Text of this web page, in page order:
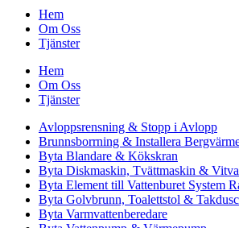
Hem
Om Oss
Tjänster
Hem
Om Oss
Tjänster
Avloppsrensning & Stopp i Avlopp
Brunnsborrning & Installera
Byta Blandare & Kökskran
Byta Diskmaskin, Tvättmaskin &
Byta Element till Vattenburet System
Byta Golvbrunn, Toalettstol &
Byta Varmvattenberedare